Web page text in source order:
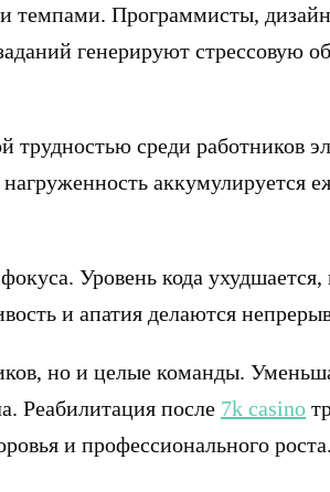
темпами. Программисты,
генерируют стрессовую
трудностью среди работников
аккумулируется
Уровень кода
и апатия делаются
но и целые команды.
Реабилитация после 7k casino
и профессионального роста.